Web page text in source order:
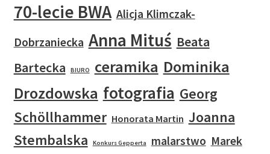
70-lecie BWA Alicja Klimczak-
Dobrzaniecka Anna Mituś Beata
Bartecka
BIURO ceramika Dominika
Drozdowska fotografia Georg
Schöllhammer Honorata Martin Joanna
Stembalska
Konkurs Gepperta malarstwo Marek